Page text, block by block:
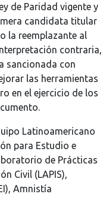
de Paridad vigente y
candidata titular
la reemplazante al
contraria,
sancionada con
las herramientas
en el ejercicio de los
Latinoamericano
para Estudio e
de Prácticas
Civil (LAPIS),
Amnistía